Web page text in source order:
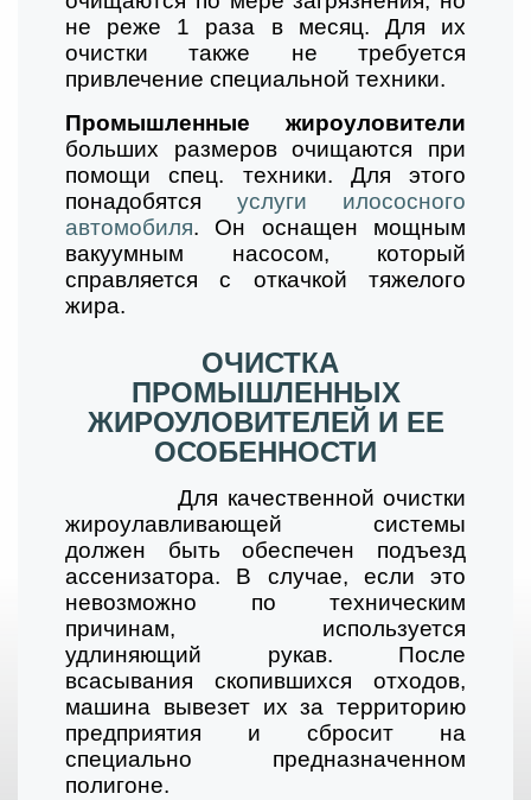
не реже 1 раза в месяц. Для их
очистки также не требуется
привлечение специальной техники.
Промышленные жироуловители
больших размеров очищаются при
помощи спец. техники. Для этого
понадобятся услуги илососного
автомобиля. Он оснащен мощным
вакуумным насосом, который
справляется с откачкой тяжелого
жира.
ОЧИСТКА
ПРОМЫШЛЕННЫХ
ЖИРОУЛОВИТЕЛЕЙ И ЕЕ
ОСОБЕННОСТИ
Для качественной очистки
жироулавливающей системы
должен быть обеспечен подъезд
ассенизатора. В случае, если это
невозможно по техническим
причинам, используется
удлиняющий рукав. После
всасывания скопившихся отходов,
машина вывезет их за территорию
предприятия и сбросит на
специально предназначенном
полигоне.